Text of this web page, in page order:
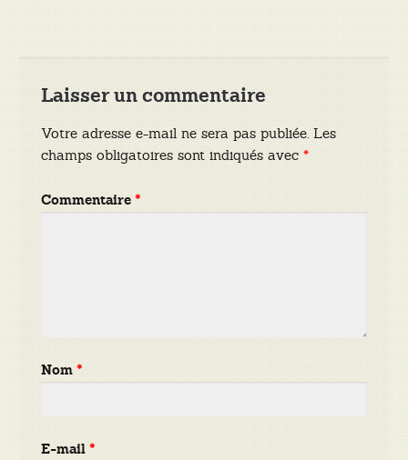
Laisser un commentaire
Votre adresse e-mail ne sera pas publiée. Les
champs obligatoires sont indiqués avec*
Commentaire*
Nom*
E-mail*